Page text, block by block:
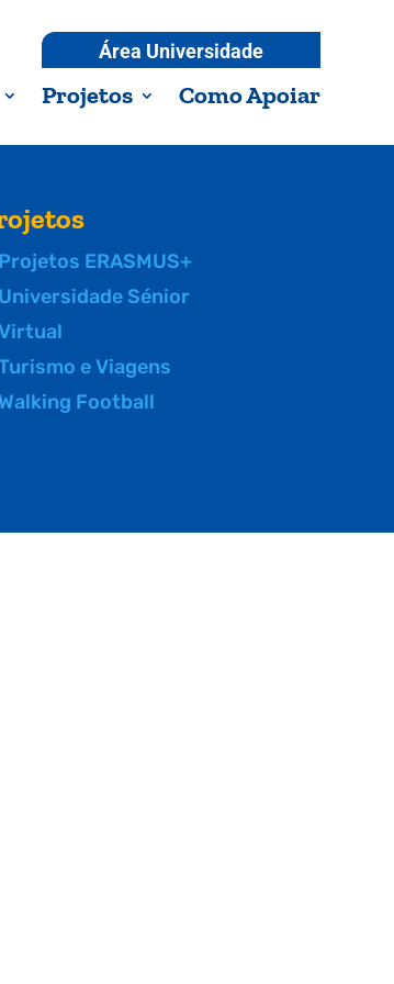
Área Universidade
Projetos Como Apoiar
Projetos ERASMUS+
Universidade Sénior
Virtual
e Viagens
Walking Football